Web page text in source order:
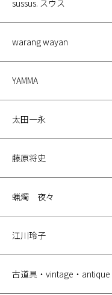
sussus. スウス
warang wayan
YAMMA
太田一永
藤原将史
蝋燭 夜々
江川玲子
古道具・vintage・antique